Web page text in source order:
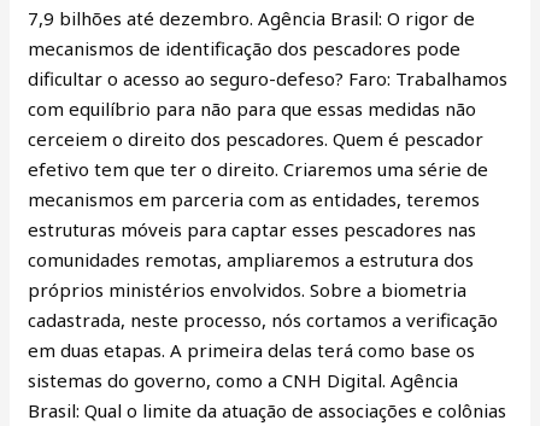
7,9 bilhões até dezembro. Agência Brasil: O rigor de
mecanismos de identificação dos pescadores pode
dificultar o acesso ao seguro-defeso? Faro: Trabalhamos
com equilíbrio para não para que essas medidas não
cerceiem o direito dos pescadores. Quem é pescador
efetivo tem que ter o direito. Criaremos uma série de
mecanismos em parceria com as entidades, teremos
estruturas móveis para captar esses pescadores nas
comunidades remotas, ampliaremos a estrutura dos
próprios ministérios envolvidos. Sobre a biometria
cadastrada, neste processo, nós cortamos a verificação
em duas etapas. A primeira delas terá como base os
sistemas do governo, como a CNH Digital. Agência
Brasil: Qual o limite da atuação de associações e colônias